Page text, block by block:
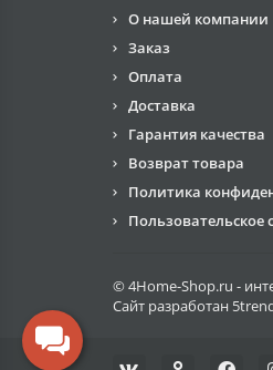
О нашей компании
Заказ
Оплата
Доставка
Гарантия качества
Возврат товара
Политика
Пользовательское
© 4Home-Shop.ru -
Сайт разработан